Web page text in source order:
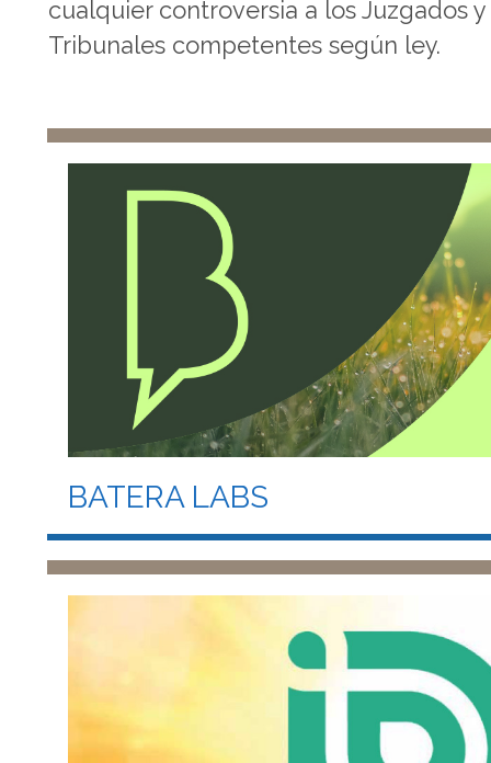
cualquier controversia a los Juzgados y
Tribunales competentes según ley.
BATERA LABS